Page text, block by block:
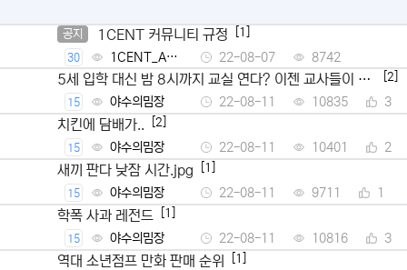
공지 1CENT 커뮤니티 규정 [1]
30
1CENT_Ad
min
22-08-07 8742
5세 입학 대신 밤 8시까지 교실 연다? 이젠 교사들이 뿔
났다
[2]
15 야수의밈장 22-08-11 10835 3
치킨에 담배가.. [2]
15 야수의밈장 22-08-11 10401 2
새끼 판다 낮잠 시간.jpg [1]
15 야수의밈장 22-08-11 9711 1
학폭 사과 레전드 [1]
15 야수의밈장 22-08-11 10816 3
역대 소년점프 만화 판매 순위 [1]